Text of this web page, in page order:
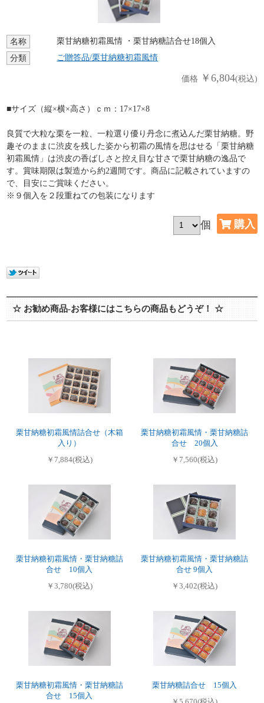
名称
栗甘納糖初霜風情 ・栗甘納糖詰合せ18個入
分類
ご贈答品/栗甘納糖初霜風情
価格 ￥6,804(税込)
■サイズ（縦×横×高さ）ｃｍ：17×17×8
良質で大粒な栗を一粒、一粒選り優り丹念に煮込んだ栗甘納糖。野
趣そのままに渋皮を残した姿から初霜の風情を思はせる「栗甘納糖
初霜風情」は渋皮の香ばしさと控え目な甘さで栗甘納糖の逸品で
す。賞味期限は製造から約2週間です。商品に記載されていますの
で、目安にご賞味ください。
※９個入を２段重ねての包装になります
個
☆ お勧め商品-お客様にはこちらの商品もどうぞ！ ☆
栗甘納糖初霜風情詰合せ（木箱
入り）
￥7,884(税込)
栗甘納糖初霜風情・栗甘納糖詰
合せ 20個入
￥7,560(税込)
栗甘納糖初霜風情・栗甘納糖詰
合せ 10個入
￥3,780(税込)
栗甘納糖初霜風情・栗甘納糖詰
合せ 9個入
￥3,402(税込)
栗甘納糖初霜風情・栗甘納糖詰
合せ 15個入
栗甘納糖詰合せ 15個入